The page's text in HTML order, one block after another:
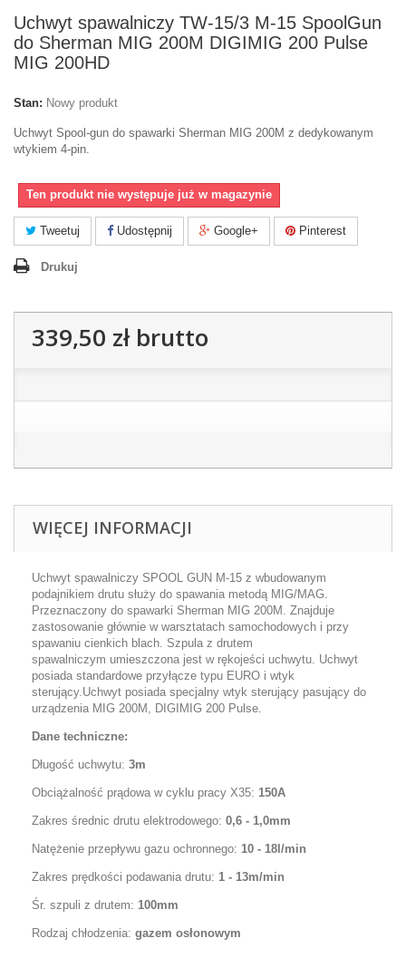
Uchwyt spawalniczy TW-15/3 M-15 SpoolGun
do Sherman MIG 200M DIGIMIG 200 Pulse
MIG 200HD
Stan: Nowy produkt
Uchwyt Spool-gun do spawarki Sherman MIG 200M z dedykowanym
wtykiem 4-pin.
Ten produkt nie występuje już w magazynie
Tweetuj Udostępnij Google+ Pinterest
Drukuj
339,50 złbrutto
WIĘCEJ INFORMACJI
Uchwyt spawalniczy SPOOL GUN M-15 z wbudowanym
podajnikiem drutu służy do spawania metodą MIG/MAG.
Przeznaczony do spawarki Sherman MIG 200M. Znajduje
zastosowanie głównie w warsztatach samochodowych i przy
spawaniu cienkich blach. Szpula z drutem
spawalniczym umieszczona jest w rękojeści uchwytu. Uchwyt
posiada standardowe przyłącze typu EURO i wtyk
sterujący.Uchwyt posiada specjalny wtyk sterujący pasujący do
urządzenia MIG 200M, DIGIMIG 200 Pulse.
Dane techniczne:
Długość uchwytu: 3m
Obciążalność prądowa w cyklu pracy X35: 150A
Zakres średnic drutu elektrodowego: 0,6 - 1,0mm
Natężenie przepływu gazu ochronnego: 10 - 18l/min
Zakres prędkości podawania drutu: 1 - 13m/min
Śr. szpuli z drutem: 100mm
Rodzaj chłodzenia: gazem osłonowym